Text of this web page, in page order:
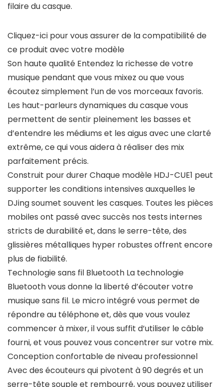
filaire du casque.
Cliquez-ici pour vous assurer de la compatibilité de
ce produit avec votre modèle
Son haute qualité Entendez la richesse de votre
musique pendant que vous mixez ou que vous
écoutez simplement l’un de vos morceaux favoris.
Les haut-parleurs dynamiques du casque vous
permettent de sentir pleinement les basses et
d’entendre les médiums et les aigus avec une clarté
extrême, ce qui vous aidera à réaliser des mix
parfaitement précis.
Construit pour durer Chaque modèle HDJ-CUE1 peut
supporter les conditions intensives auxquelles le
DJing soumet souvent les casques. Toutes les pièces
mobiles ont passé avec succès nos tests internes
stricts de durabilité et, dans le serre-tête, des
glissières métalliques hyper robustes offrent encore
plus de fiabilité.
Technologie sans fil Bluetooth La technologie
Bluetooth vous donne la liberté d’écouter votre
musique sans fil. Le micro intégré vous permet de
répondre au téléphone et, dès que vous voulez
commencer à mixer, il vous suffit d’utiliser le câble
fourni, et vous pouvez vous concentrer sur votre mix.
Conception confortable de niveau professionnel
Avec des écouteurs qui pivotent à 90 degrés et un
serre-tête souple et rembourré, vous pouvez utiliser